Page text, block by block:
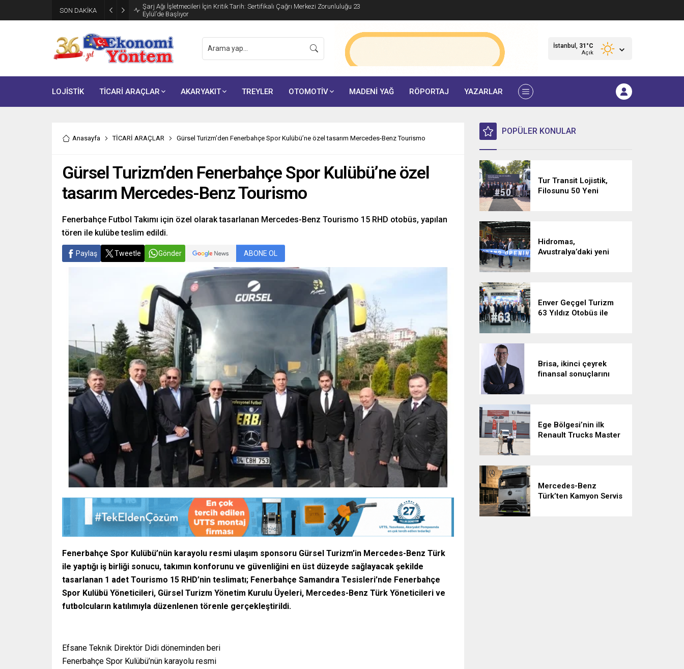
SON DAKİKA
Şarj Ağı İşletmecileri İçin Kritik Tarih: Sertifikalı Çağrı Merkezi Zorunluluğu 23
Eylül’de Başlıyor
İstanbul, 31 °C
Açık
LOJİSTİK TİCARİ ARAÇLAR AKARYAKIT TREYLER OTOMOTİV MADENİ YAĞ RÖPORTAJ YAZARLAR
Anasayfa TİCARİ ARAÇLAR Gürsel Turizm’den Fenerbahçe Spor Kulübü’ne özel tasarım Mercedes-Benz Tourismo
Gürsel Turizm’den Fenerbahçe Spor Kulübü’ne özel
tasarım Mercedes-Benz Tourismo
Fenerbahçe Futbol Takımı için özel olarak tasarlanan Mercedes-Benz Tourismo 15 RHD otobüs, yapılan
tören ile kulübe teslim edildi.
Paylaş Tweetle Gönder ABONE OL
Fenerbahçe Spor Kulübü’nün karayolu resmi ulaşım sponsoru Gürsel Turizm’in Mercedes-Benz Türk
ile yaptığı iş birliği sonucu, takımın konforunu ve güvenliğini en üst düzeyde sağlayacak şekilde
tasarlanan 1 adet Tourismo 15 RHD’nin teslimatı; Fenerbahçe Samandıra Tesisleri’nde Fenerbahçe
Spor Kulübü Yöneticileri, Gürsel Turizm Yönetim Kurulu Üyeleri, Mercedes-Benz Türk Yöneticileri ve
futbolcuların katılımıyla düzenlenen törenle gerçekleştirildi.
Efsane Teknik Direktör Didi döneminden beri
Fenerbahçe Spor Kulübü’nün karayolu resmi
POPÜLER KONULAR
Tur Transit Lojistik,
Filosunu 50 Yeni
Hidromas,
Avustralya’daki yeni
Enver Geçgel Turizm
63 Yıldız Otobüs ile
Brisa, ikinci çeyrek
finansal sonuçlarını
Ege Bölgesi’nin ilk
Renault Trucks Master
Mercedes-Benz
Türk’ten Kamyon Servis